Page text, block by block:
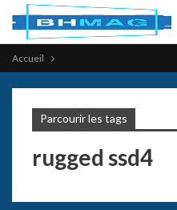
Accueil
Parcourir les tags
rugged ssd4